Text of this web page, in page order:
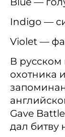
Indigo —
Violet —
В русском
охотника
Gave
дал битву